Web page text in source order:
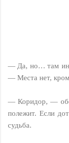
— Да, но… там
— Места нет,
— Коридор, —
полежит. Если
судьба.